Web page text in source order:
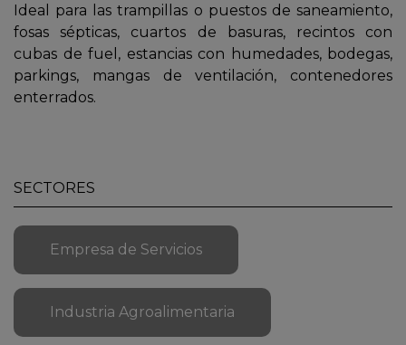
Ideal para las trampillas o puestos de saneamiento,
fosas sépticas, cuartos de basuras, recintos con
cubas de fuel, estancias con humedades, bodegas,
parkings, mangas de ventilación, contenedores
enterrados.
SECTORES
Empresa de Servicios
Industria Agroalimentaria